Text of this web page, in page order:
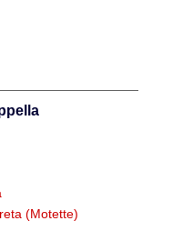
(Motette)